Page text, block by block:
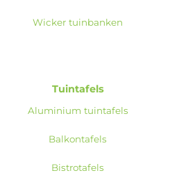
Wicker tuinbanken
Tuintafels
Aluminium tuintafels
Balkontafels
Bistrotafels